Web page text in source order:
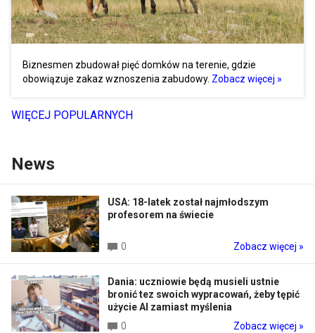
Biznesmen zbudował pięć domków na terenie, gdzie
obowiązuje zakaz wznoszenia zabudowy. Zobacz więcej »
WIĘCEJ POPULARNYCH
News
USA: 18-latek został najmłodszym
profesorem na świecie
0 Zobacz więcej »
Dania: uczniowie będą musieli ustnie
bronić tez swoich wypracowań, żeby tępić
użycie AI zamiast myślenia
0
Zobacz więcej »